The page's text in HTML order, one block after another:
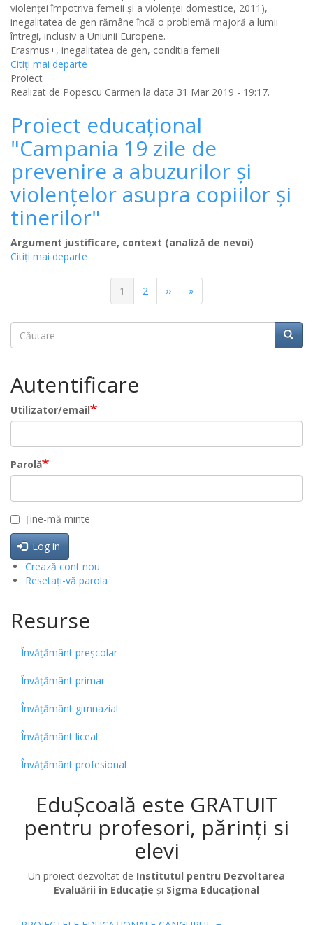
violenței împotriva femeii și a violenței domestice, 2011),
inegalitatea de gen rămâne încă o problemă majoră a lumii
întregi, inclusiv a Uniunii Europene.
Erasmus+, inegalitatea de gen, conditia femeii
Citiţi mai departe
Proiect
Realizat de Popescu Carmen la data 31 Mar 2019 - 19:17.
Proiect educaţional
"Campania 19 zile de
prevenire a abuzurilor şi
violenţelor asupra copiilor şi
tinerilor"
Argument justificare, context (analiză de nevoi)
Citiţi mai departe
Pagina
curentă
1 Pagina
2
Pagina
următoare
››
Ultima
pagină
»
Căutare
Căutare
Autentificare
Utilizator/email
Parolă
Ține-mă minte
Log in
Crează cont nou
Resetați-vă parola
Resurse
Învățământ preșcolar
Învățământ primar
Învățământ gimnazial
Învățământ liceal
Învățământ profesional
EduȘcoală este GRATUIT
pentru profesori, părinți si
elevi
Un proiect dezvoltat de Institutul pentru Dezvoltarea
Evaluării în Educație și Sigma Educațional